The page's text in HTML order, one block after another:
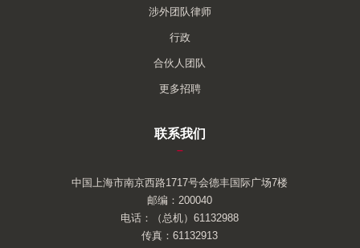
涉外团队律师
行政
合伙人团队
更多招聘
联系我们
–
中国上海市南京西路1717号会德丰国际广场7楼
邮编：200040
电话：（总机）61132988
传真：61132913